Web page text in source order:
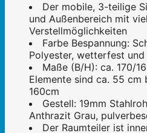
Der mobile, 3-teilige
und Außenbereich mit
Verstellmöglichkeiten
Farbe Bespannung:
Polyester, wetterfest
Maße (B/H): ca. 170/
Elemente sind ca. 55 cm
160cm
Gestell: 19mm
Anthrazit Grau,
Der Raumteiler ist